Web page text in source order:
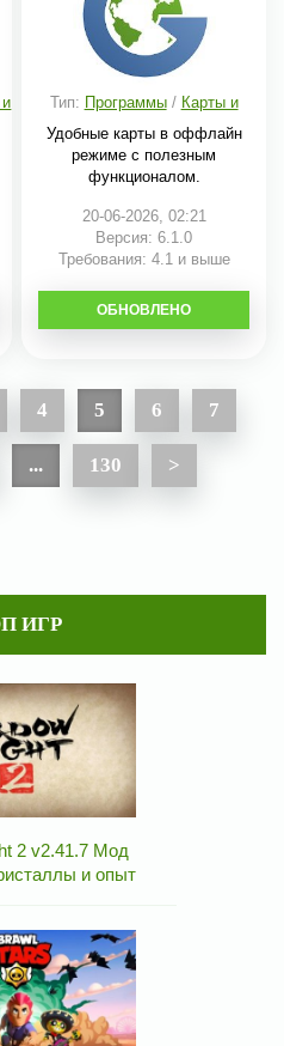
Тип: Программы/ Карты и
Удобные карты в оффлайн
режиме с полезным
функционалом.
20-06-2026, 02:21
Версия: 6.1.0
Требования: 4.1 и выше
СКАЧАТЬ
ОБНОВЛЕНО
4 5 6 7
... 130 >
ИГР
2 v2.41.7 Мод
и опыт